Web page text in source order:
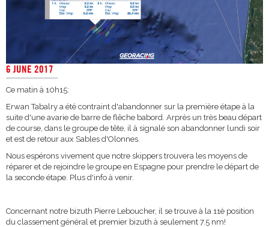
6 JUNE 2017
Ce matin à 10h15:
Erwan Tabalry a été contraint d'abandonner sur la première étape à la
suite d'une avarie de barre de flêche babord. Arprès un très beau départ
de course, dans le groupe de tête, il à signalé son abandonner lundi soir
et est de retour aux Sables d'Olonnes.
Nous espérons vivement que notre skippers trouvera les moyens de
réparer et de rejoindre le groupe en Espagne pour prendre le départ de
la seconde étape. Plus d'info à venir.
Concernant notre bizuth Pierre Leboucher, il se trouve à la 11è position
du classement général et premier bizuth à seulement 7.5 nm!